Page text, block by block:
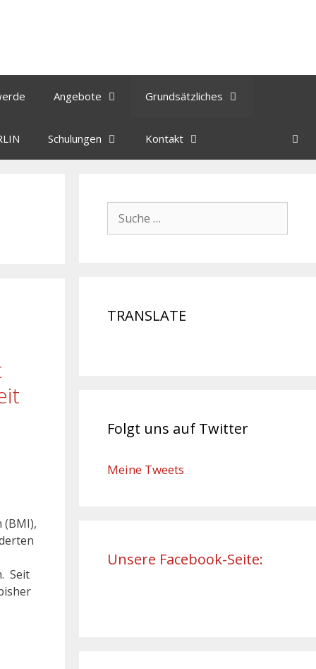
Angebote Grundsätzliches
Schulungen Kontakt
(BMI),
Seit
TRANSLATE
Folgt uns auf Twitter
Meine Tweets
Unsere Facebook-Seite: